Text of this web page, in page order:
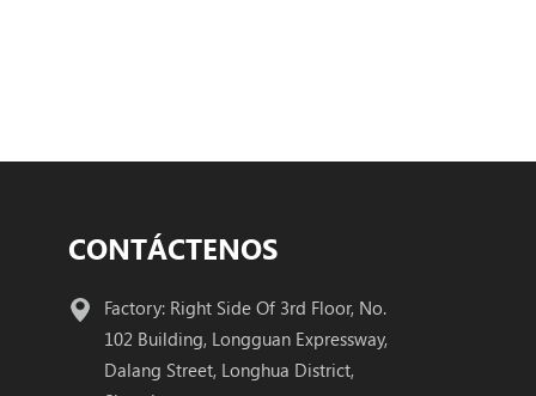
CONTÁCTENOS
Factory: Right Side Of 3rd Floor, No.
102 Building, Longguan Expressway,
Dalang Street, Longhua District,